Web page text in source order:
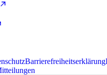
Barrierefreiheitserklärung